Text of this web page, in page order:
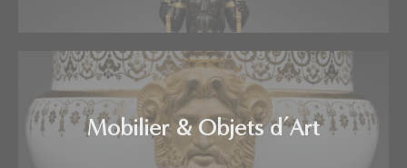
Mobilier & Objets d’Art